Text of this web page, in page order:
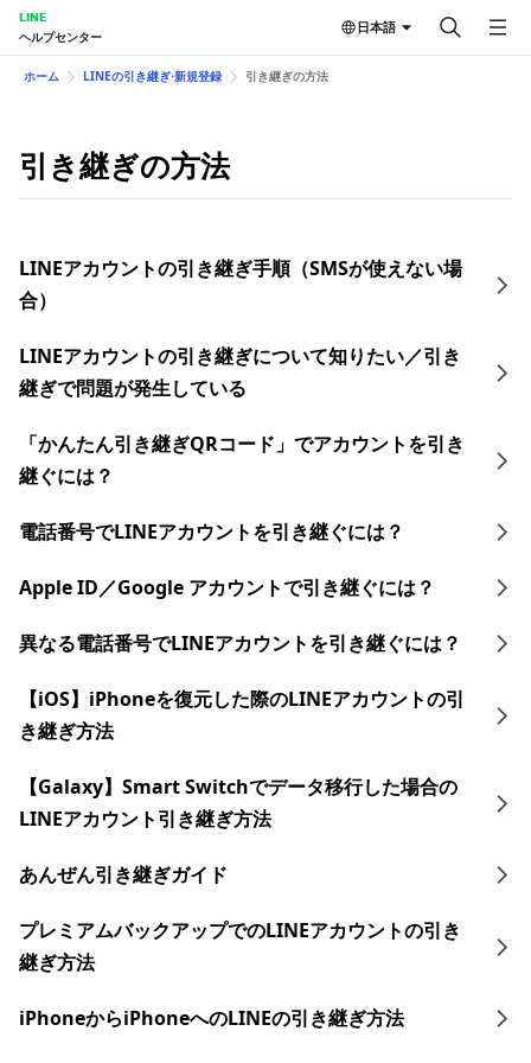
LINE
ヘルプセンター
日本語
ホーム LINEの引き継ぎ⋅新規登録 引き継ぎの方法
引き継ぎの方法
LINEアカウントの引き継ぎ手順（SMSが使えない場
合）
LINEアカウントの引き継ぎについて知りたい／引き
継ぎで問題が発生している
「かんたん引き継ぎQRコード」でアカウントを引き
継ぐには？
電話番号でLINEアカウントを引き継ぐには？
Apple ID／Google アカウントで引き継ぐには？
異なる電話番号でLINEアカウントを引き継ぐには？
【iOS】iPhoneを復元した際のLINEアカウントの引
き継ぎ方法
【Galaxy】Smart Switchでデータ移行した場合の
LINEアカウント引き継ぎ方法
あんぜん引き継ぎガイド
プレミアムバックアップでのLINEアカウントの引き
継ぎ方法
iPhoneからiPhoneへのLINEの引き継ぎ方法